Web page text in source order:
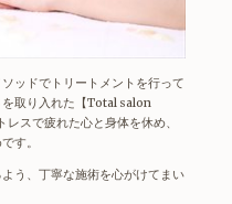
ッドでトリートメントを行って
を取り入れた【Total salon
スで疲れた心と身体を休め、
す。
う、丁寧な施術を心がけてまい